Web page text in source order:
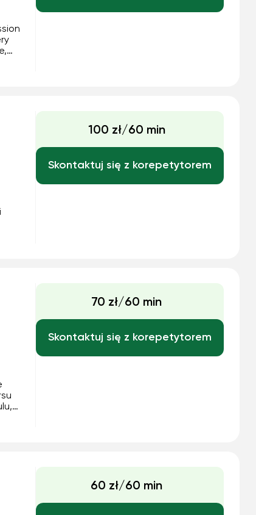
100 zł/60 min
Skontaktuj się z korepetytorem
70 zł/60 min
Skontaktuj się z korepetytorem
60 zł/60 min